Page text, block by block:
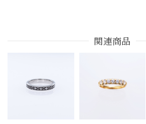
関連商品